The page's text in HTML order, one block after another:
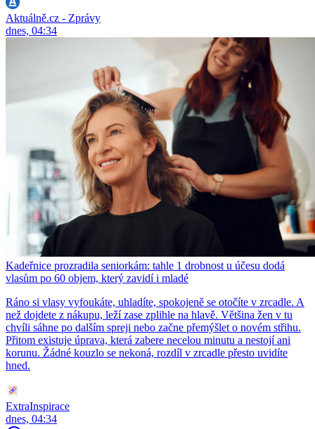
Aktuálně.cz - Zprávy
dnes, 04:34
Kadeřnice prozradila seniorkám: tahle 1 drobnost u účesu dodá
vlasům po 60 objem, který zavidí i mladé
Ráno si vlasy vyfoukáte, uhladíte, spokojeně se otočíte v zrcadle. A
než dojdete z nákupu, leží zase zplihle na hlavě. Většina žen v tu
chvíli sáhne po dalším spreji nebo začne přemýšlet o novém střihu.
Přitom existuje úprava, která zabere necelou minutu a nestojí ani
korunu. Žádné kouzlo se nekoná, rozdíl v zrcadle přesto uvidíte
hned.
ExtraInspirace
dnes, 04:34